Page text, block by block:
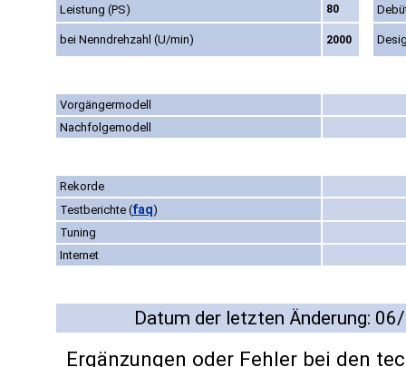
Leistung (PS)
80
bei Nenndrehzahl (U/min) 2000
Vorgängermodell
Nachfolgemodell
Rekorde
Testberichte (faq)
Tuning
Internet
Datum der letzten Änderung:
Ergänzungen oder Fehler bei den